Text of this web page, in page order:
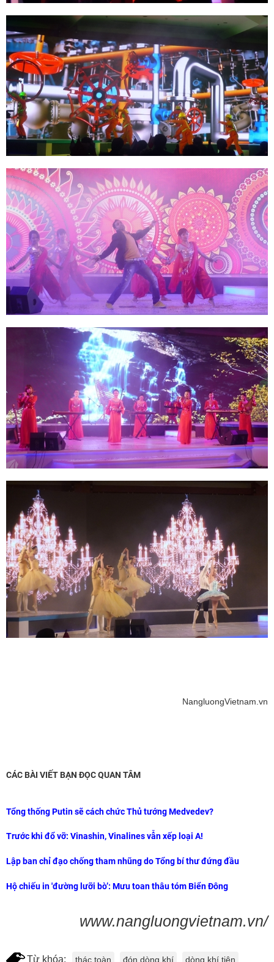
NangluongVietnam.vn
CÁC BÀI VIẾT BẠN ĐỌC QUAN TÂM
Tổng thống Putin sẽ cách chức Thủ tướng Medvedev?
Trước khi đổ vỡ: Vinashin, Vinalines vẫn xếp loại A!
Lập ban chỉ đạo chống tham nhũng do Tổng bí thư đứng đầu
Hộ chiếu in 'đường lưỡi bò’: Mưu toan thâu tóm Biển Đông
www.nangluongvietnam.vn/
Từ khóa: thác toàn đón dòng khí dòng khí tiên